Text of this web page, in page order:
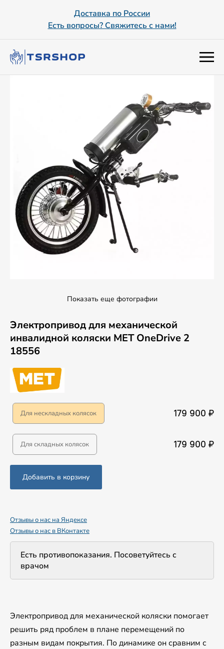
Доставка по России
Есть вопросы? Свяжитесь с нами!
Показать еще фотографии
Электропривод для механической
инвалидной коляски MET OneDrive 2
18556
Для нескладных колясок 179 900 ₽
Для складных колясок 179 900 ₽
Добавить в корзину
Отзывы о нас на Яндексе
Отзывы о нас в ВКонтакте
Есть противопоказания. Посоветуйтесь с
врачом
Электропривод для механической коляски помогает
решить ряд проблем в плане перемещений по
разным видам покрытия. По динамике он сравним с